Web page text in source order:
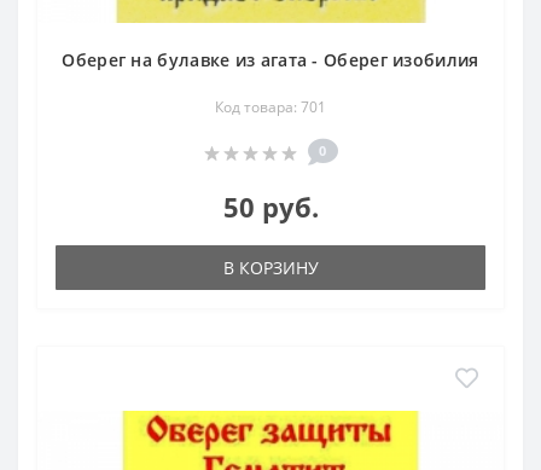
Оберег на булавке из агата - Оберег изобилия
Код товара: 701
0
50 руб.
В КОРЗИНУ